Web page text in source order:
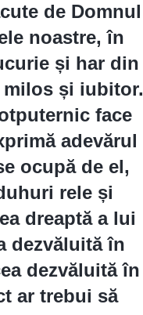
de Domnul
noastre, în
și har din
milos și iubitor.
face
adevărul
ocupă de el,
rele și
dreaptă a lui
dezvăluită în
dezvăluită în
ar trebui să